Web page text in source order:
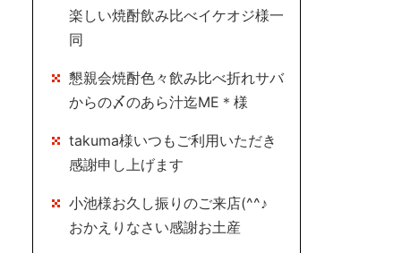
楽しい焼酎飲み比べイケオジ様一
同
懇親会焼酎色々飲み比べ折れサバ
からの〆のあら汁迄ME＊様
takuma様いつもご利用いただき
感謝申し上げます
小池様お久し振りのご来店(^^♪
おかえりなさい感謝お土産